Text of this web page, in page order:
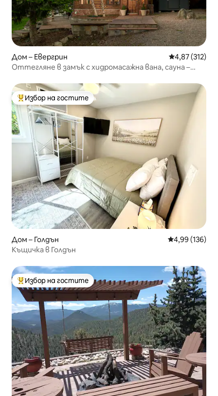
Дом – Евергрин Средна
4,87 (312)
Оттегляне в замък с хидромасажна вана, сауна –
Най-популярен избор на гостите
Избор на гостите
Дом – Голдън Средна
4,99 (136)
Къщичка в Голдън
Най-популярен избор на гостите
Избор на гостите